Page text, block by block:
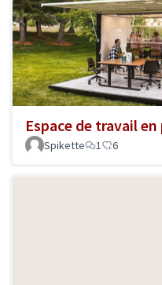
Espace de travail
Spikette
1 6